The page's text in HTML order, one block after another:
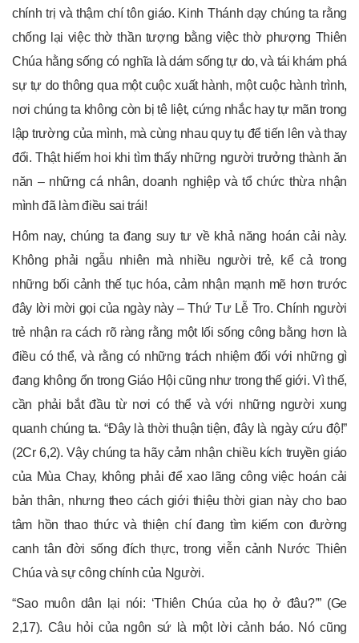
chính trị và thậm chí tôn giáo. Kinh Thánh dạy chúng ta rằng
chống lại việc thờ thần tượng bằng việc thờ phượng Thiên
Chúa hằng sống có nghĩa là dám sống tự do, và tái khám phá
sự tự do thông qua một cuộc xuất hành, một cuộc hành trình,
nơi chúng ta không còn bị tê liệt, cứng nhắc hay tự mãn trong
lập trường của mình, mà cùng nhau quy tụ để tiến lên và thay
đổi. Thật hiếm hoi khi tìm thấy những người trưởng thành ăn
năn – những cá nhân, doanh nghiệp và tổ chức thừa nhận
mình đã làm điều sai trái!
Hôm nay, chúng ta đang suy tư về khả năng hoán cải này.
Không phải ngẫu nhiên mà nhiều người trẻ, kể cả trong
những bối cảnh thế tục hóa, cảm nhận mạnh mẽ hơn trước
đây lời mời gọi của ngày này – Thứ Tư Lễ Tro. Chính người
trẻ nhận ra cách rõ ràng rằng một lối sống công bằng hơn là
điều có thể, và rằng có những trách nhiệm đối với những gì
đang không ổn trong Giáo Hội cũng như trong thế giới. Vì thế,
cần phải bắt đầu từ nơi có thể và với những người xung
quanh chúng ta. “Đây là thời thuận tiện, đây là ngày cứu độ!”
(2Cr 6,2). Vậy chúng ta hãy cảm nhận chiều kích truyền giáo
của Mùa Chay, không phải để xao lãng công việc hoán cải
bản thân, nhưng theo cách giới thiệu thời gian này cho bao
tâm hồn thao thức và thiện chí đang tìm kiếm con đường
canh tân đời sống đích thực, trong viễn cảnh Nước Thiên
Chúa và sự công chính của Người.
“Sao muôn dân lại nói: ‘Thiên Chúa của họ ở đâu?’” (Ge
2,17). Câu hỏi của ngôn sứ là một lời cảnh báo. Nó cũng